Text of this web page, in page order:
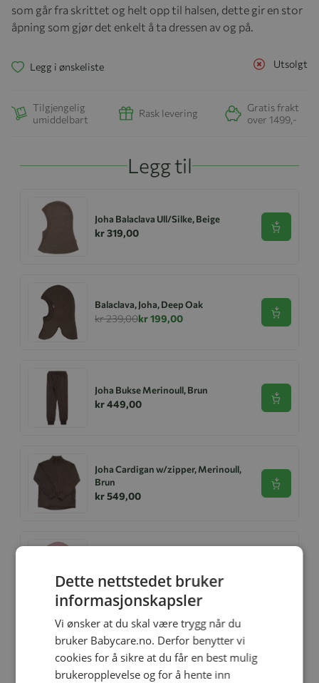
som går fra skrittet og helt opp til halsen, dette gir en stor
åpning som gjør det enkelt å ta dressen av og på.
Utsolgt
Legg i ønskeliste
Tilgjengelig
umiddelbart
Rask levering
Gratis frakt
over 1499,-
Legg til
Joha Balaclava Ull/Silke, Beige
kr 319,00 Se
Balaclava, Joha, Deep Oak
kr 239,00kr 199,00 Se
Joha Bukse Merinoull, Brun
kr 449,00 Se
Joha Cardigan w/zipper, Merinoull,
Brun
kr 549,00
Se
kr 299,00kr 199,00
Heldress, Joha, Tykk Ull, Rosa
kr 899,00
Dette nettstedet bruker
informasjonskapsler
Vi ønsker at du skal være trygg når du
bruker Babycare.no. Derfor benytter vi
cookies for å sikre at du får en best mulig
brukeropplevelse og for å hente inn